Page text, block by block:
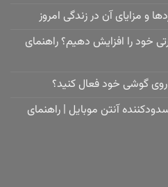
و مزایای آن در زندگی امروز
خود را افزایش دهیم؟ راهنمای
آنتن موبایل | راهنمای